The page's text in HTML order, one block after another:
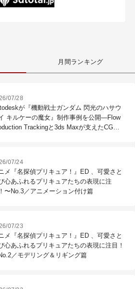
月間ランキング
07/28
が『機動戦士ガンダム 閃光のハサウ
キルケーの魔女』制作事例を公開―Flow
Trackingと3ds Maxが支えたCG制
07/24
メ『名探偵プリキュア！』ED 、可愛さと
心あふれるプリキュアたちの表現に注
〜No.3／アニメーション付け篇
07/23
メ『名探偵プリキュア！』ED 、可愛さと
心あふれるプリキュアたちの表現に注目！
／モデリング＆リギング篇